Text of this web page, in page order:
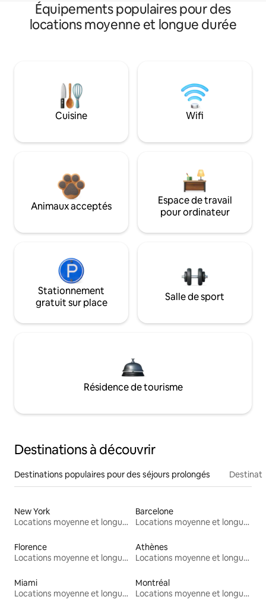
Équipements populaires pour des
locations moyenne et longue durée
Cuisine Wifi
Animaux acceptés
Espace de travail
pour ordinateur
Stationnement
gratuit sur place
Salle de sport
Résidence de tourisme
Destinations à découvrir
Destinations populaires pour des séjours prolongés
New York
Locations moyenne et longue durée
Barcelone
Locations moyenne et longue durée
Florence
Locations moyenne et longue durée
Athènes
Locations moyenne et longue durée
Miami
Locations moyenne et longue durée
Montréal
Locations moyenne et longue durée